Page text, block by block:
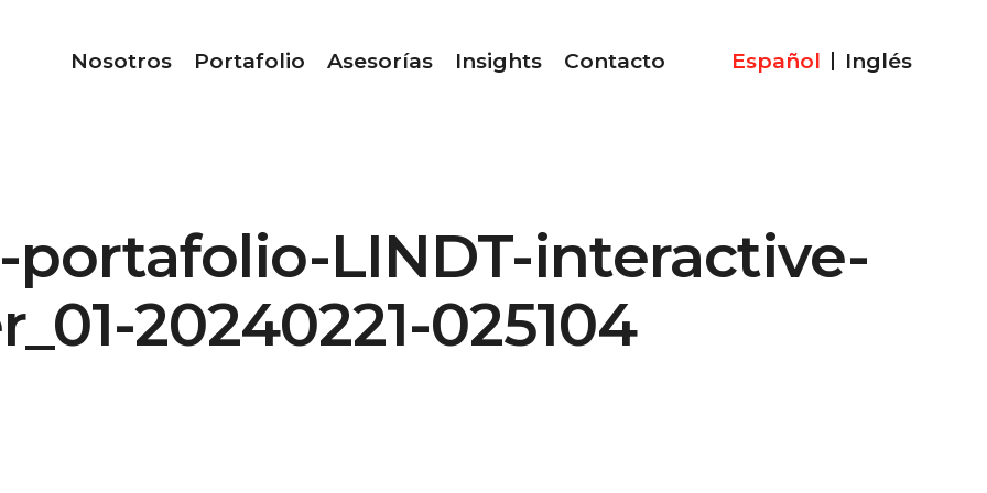
Nosotros Portafolio Asesorías Insights Contacto Español Inglés
LINDT-interactive-
20240221-025104